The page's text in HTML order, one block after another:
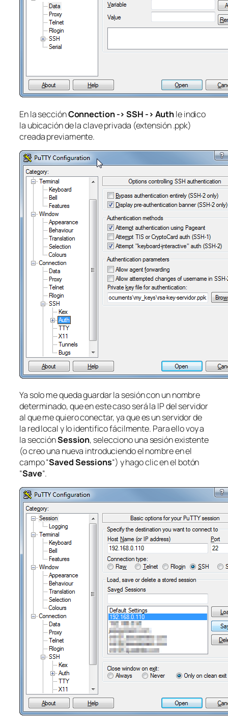
En la secciónConnection -> SSH -> Authle indico
la ubicación de la clave privada (extensión .ppk)
creada previamente.
Ya solo me queda guardar la sesión con un nombre
determinado, que en este caso será la IP del servidor
al que me quiero conectar, ya que es un servidor de
la red local y lo identifico fácilmente. Para ello voy a
la secciónSession, selecciono una sesión existente
(o creo una nueva introduciendo el nombre en el
campo “Saved Sessions“) y hago clic en el botón
“Save“.